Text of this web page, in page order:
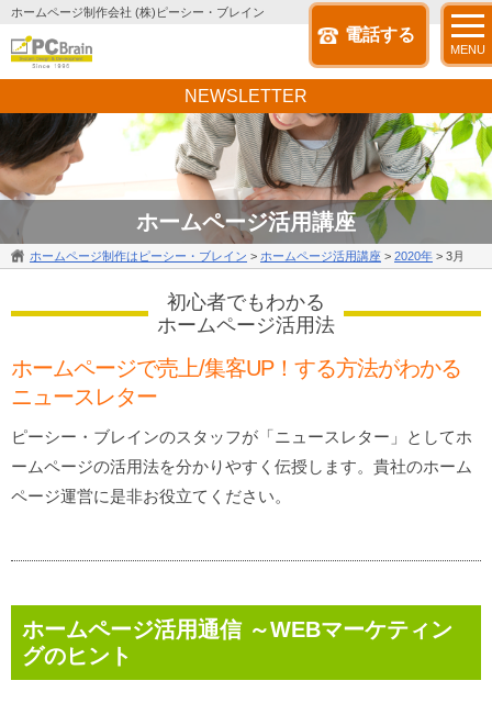
ホームページ制作会社 (株)ピーシー・ブレイン
電話する
MENU
ホームページ活用講座
NEWSLETTER
ホームページ制作はピーシー・ブレイン > ホームページ活用講座 > 2020年 > 3月
初心者でもわかる
ホームページ活用法
ホームページで売上/集客UP！する方法がわかる
ニュースレター
ピーシー・ブレインのスタッフが「ニュースレター」としてホ
ームページの活用法を分かりやすく伝授します。貴社のホーム
ページ運営に是非お役立てください。
ホームページ活用通信 ～WEBマーケティン
グのヒント